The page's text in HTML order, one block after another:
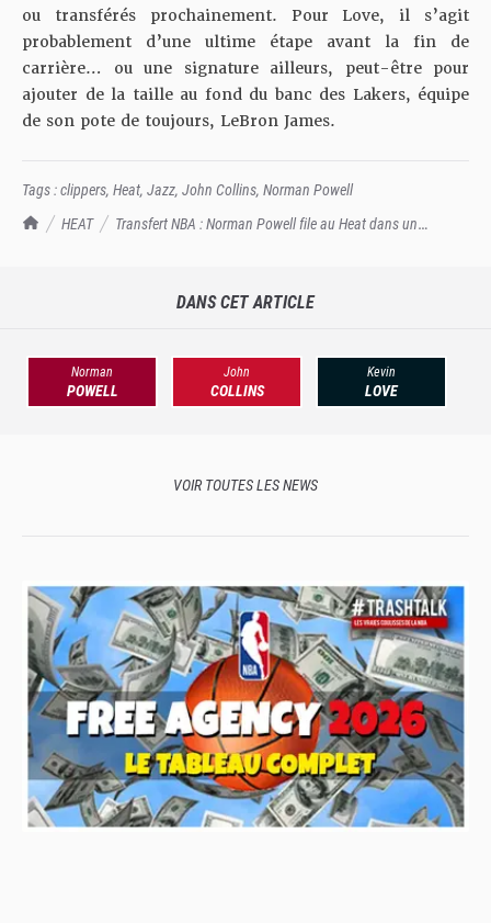
TrashTalk Actu NBA
HEAT
Transfert NBA : Norman Powell file au Heat dans un
ou transférés prochainement. Pour Love, il s’agit
probablement d’une ultime étape avant la fin de
carrière… ou une signature ailleurs, peut-être pour
ajouter de la taille au fond du banc des Lakers, équipe
de son pote de toujours, LeBron James.
Tags :clippers, Heat, Jazz, John Collins, Norman Powell
DANS CET ARTICLE
Norman
POWELL
John
COLLINS
Kevin
LOVE
VOIR TOUTES LES NEWS